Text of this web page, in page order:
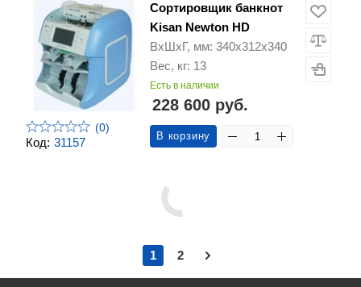
Код: 31157
(0)
Сортировщик банкнот
Kisan Newton HD
ВхШхГ, мм: 340х312х340
Вес, кг: 13
Есть в наличии
228 600 руб.
В корзину
1 2